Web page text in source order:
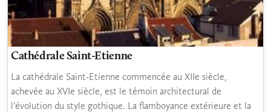
Cathédrale Saint-Etienne
La cathédrale Saint-Etienne commencée au XIIe siècle,
achevée au XVIe siècle, est le témoin architectural de
l'évolution du style gothique. La flamboyance extérieure et la